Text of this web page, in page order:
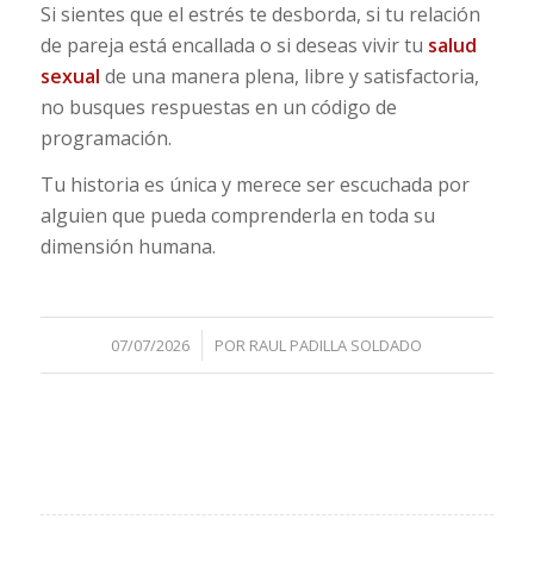
Si sientes que el estrés te desborda, si tu relación
de pareja está encallada o si deseas vivir tu salud
sexual de una manera plena, libre y satisfactoria,
no busques respuestas en un código de
programación.
Tu historia es única y merece ser escuchada por
alguien que pueda comprenderla en toda su
dimensión humana.
07/07/2026
/ POR RAUL PADILLA SOLDADO